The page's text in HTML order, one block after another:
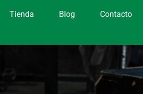
Tienda Blog Contacto